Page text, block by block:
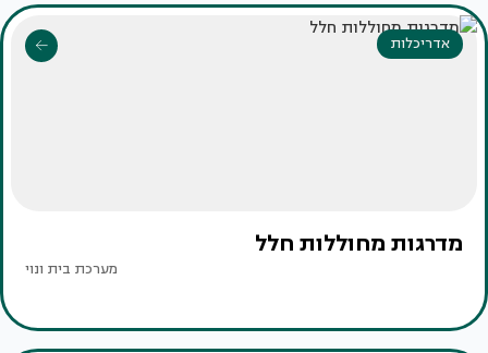
אדריכלות
מדרגות מחוללות חלל
מערכת בית ונוי